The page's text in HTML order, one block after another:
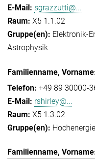
sgrazzutti@...
X5 1.1.02
Elektronik-
Astrophysik
+49 89 30000-
rshirley@...
X5 1.3.02